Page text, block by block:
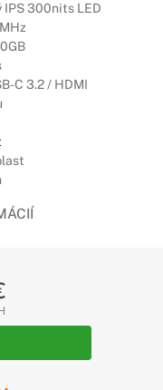
IPS 300nits LED
C 3.2 / HDMI